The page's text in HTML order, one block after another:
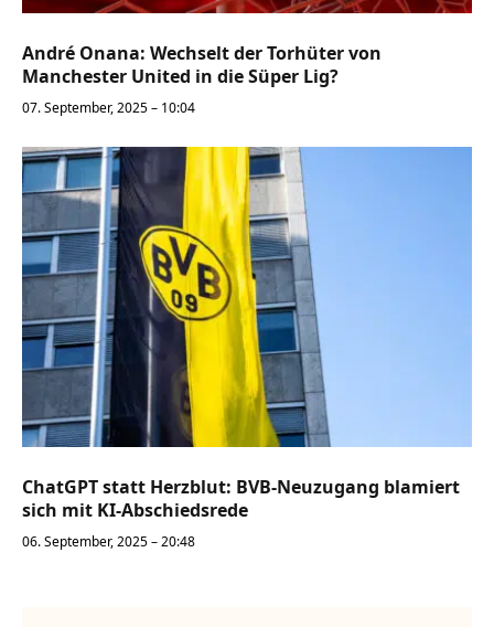
André Onana: Wechselt der Torhüter von
Manchester United in die Süper Lig?
07. September, 2025 – 10:04
ChatGPT statt Herzblut: BVB-Neuzugang blamiert
sich mit KI-Abschiedsrede
06. September, 2025 – 20:48